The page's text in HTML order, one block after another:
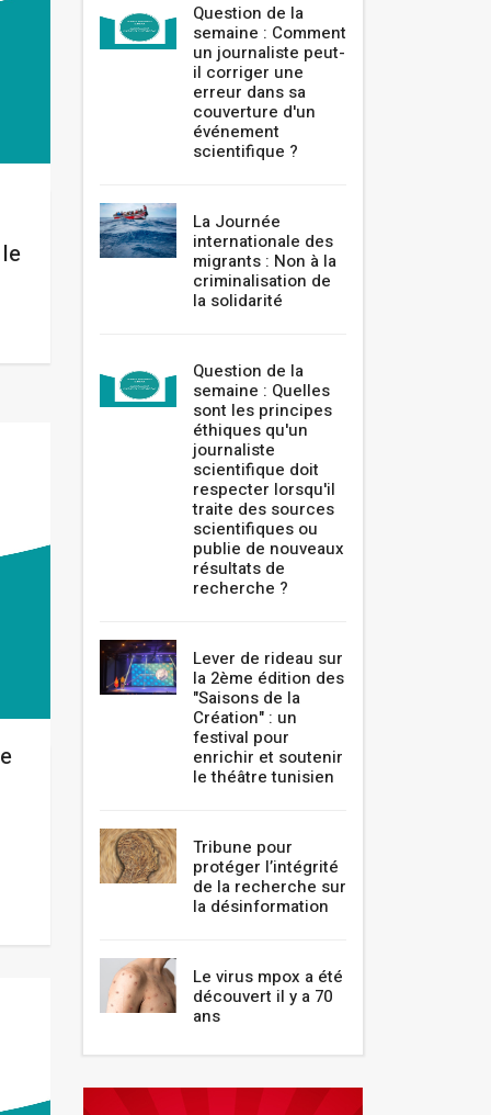
Question de la
semaine : Comment
un journaliste peut-
il corriger une
erreur dans sa
couverture d'un
événement
scientifique ?
La Journée
internationale des
migrants : Non à la
criminalisation de
la solidarité
Question de la
semaine : Quelles
sont les principes
éthiques qu'un
journaliste
scientifique doit
respecter lorsqu'il
traite des sources
scientifiques ou
publie de nouveaux
résultats de
recherche ?
Lever de rideau sur
la 2ème édition des
"Saisons de la
Création" : un
festival pour
enrichir et soutenir
le théâtre tunisien
Tribune pour
protéger l’intégrité
de la recherche sur
la désinformation
Le virus mpox a été
découvert il y a 70
ans